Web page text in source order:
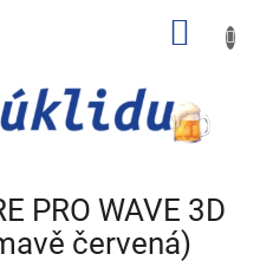
PRO WAVE 3D
červená)